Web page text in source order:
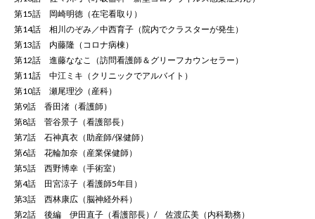
第15話 岡崎明徳（在宅看取り）
第14話 相川のぞみ／中西育子（院内でクラスターが発生）
第13話 内藤隆（コロナ病棟）
第12話 進藤ななこ（訪問看護師＆グリーフカウンセラー）
第11話 中江ミキ（クリニックでアルバイト）
第10話 瀬尾理沙（産科）
第9話 香田渚（看護師）
第8話 菅谷景子（看護部長）
第7話 石神真衣（助産師/保健師）
第6話 花輪加奈（産業保健師）
第5話 西野博幸（手術室）
第4話 田宮涼子（看護師5年目）
第3話 西林康広（脳神経外科）
第2話 後編 伊田直子（看護部長）/ 佐渡広美（内科勤務）